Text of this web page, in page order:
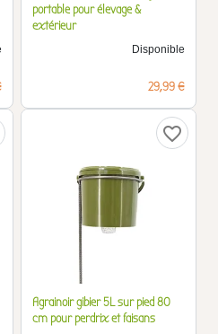
portable pour élevage &
extérieur
Disponible
Prix
29,99 €
favorite_border
Agrainoir gibier 5L sur pied 80
cm pour perdrix et faisans